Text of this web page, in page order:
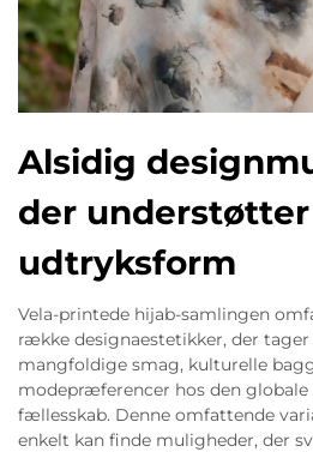
Alsidig
der
udtryksform
Vela-printede hijab-samlingen
række designaestetikker, der
mangfoldige smag, kulturelle
modepræferencer hos den
fællesskab. Denne omfattende
enkelt kan finde muligheder, der